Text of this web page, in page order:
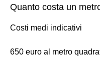
Quanto costa un
Costi medi indicativi
650 euro al metro